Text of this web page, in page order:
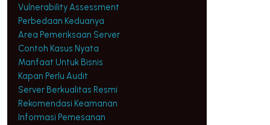
Vulnerability Assessment
Perbedaan Keduanya
Area Pemeriksaan Server
Contoh Kasus Nyata
Manfaat Untuk Bisnis
Kapan Perlu Audit
Server Berkualitas Resmi
Rekomendasi Keamanan
Informasi Pemesanan